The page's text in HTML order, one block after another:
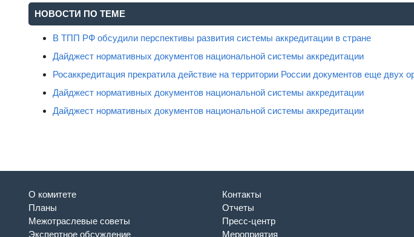
НОВОСТИ ПО ТЕМЕ
В ТПП РФ обсудили перспективы развития системы аккредитации в стране
Дайджест нормативных документов национальной системы аккредитации
Росаккредитация прекратила действие на территории России документов еще двух
Дайджест нормативных документов национальной системы аккредитации
Дайджест нормативных документов национальной системы аккредитации
О комитете
Планы
Межотраслевые советы
Экспертное обсуждение
Контакты
Отчеты
Пресс-центр
Мероприятия